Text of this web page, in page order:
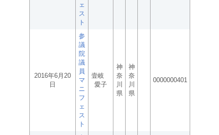
ェ
ス
ト
2016年6月20
日
参
議
院
議
員
マ
ニ
フ
ェ
ス
ト
壹岐
愛子
神
奈
川
県
神
奈
川
県
0000000401